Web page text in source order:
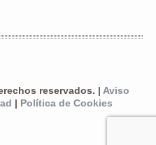
reservados. | Aviso
| Política de Cookies